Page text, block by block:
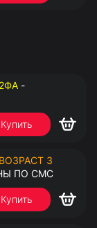
2ФА -
Купить
ВОЗРАСТ 3
ПО СМС
Купить